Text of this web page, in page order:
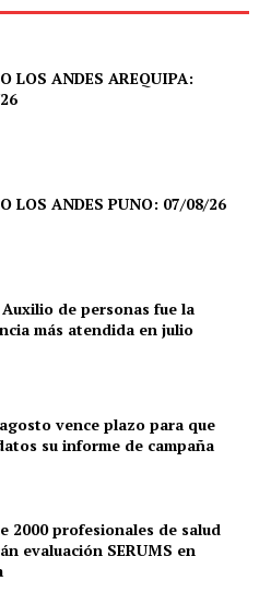
LOS ANDES AREQUIPA:
LOS ANDES PUNO: 07/08/26
de personas fue la
más atendida en julio
vence plazo para que
su informe de campaña
2000 profesionales de salud
evaluación SERUMS en